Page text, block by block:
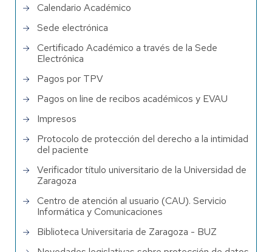
Calendario Académico
Sede electrónica
Certificado Académico a través de la Sede
Electrónica
Pagos por TPV
Pagos on line de recibos académicos y EVAU
Impresos
Protocolo de protección del derecho a la intimidad
del paciente
Verificador título universitario de la Universidad de
Zaragoza
Centro de atención al usuario (CAU). Servicio
Informática y Comunicaciones
Biblioteca Universitaria de Zaragoza - BUZ